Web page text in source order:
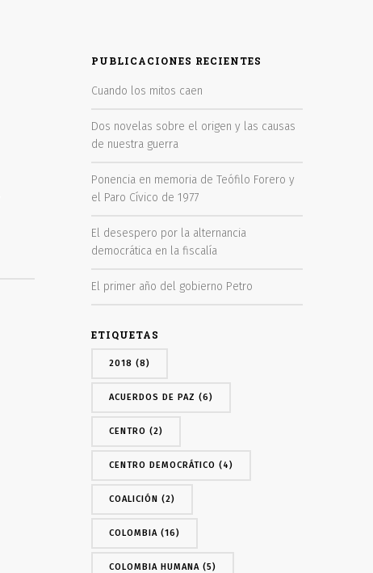
PUBLICACIONES RECIENTES
Cuando los mitos caen
Dos novelas sobre el origen y las causas
de nuestra guerra
Ponencia en memoria de Teófilo Forero y
el Paro Cívico de 1977
El desespero por la alternancia
democrática en la fiscalía
El primer año del gobierno Petro
ETIQUETAS
2018 (8)
ACUERDOS DE PAZ (6)
CENTRO (2)
CENTRO DEMOCRÁTICO (4)
COALICIÓN (2)
COLOMBIA(16)
COLOMBIA HUMANA(5)